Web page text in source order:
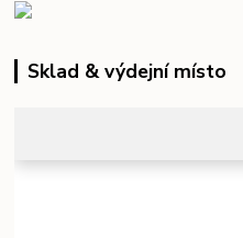
Sklad & výdejní místo